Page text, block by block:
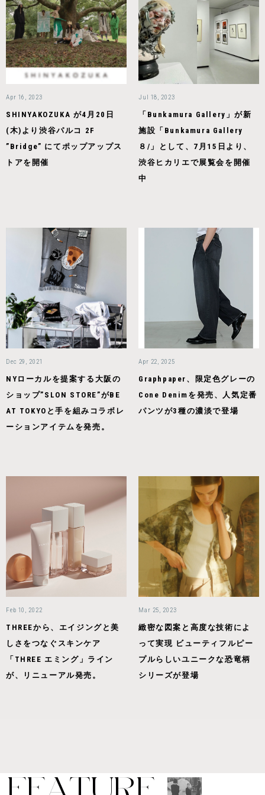
Apr 16, 2023
SHINYAKOZUKA が4月20日
(木)より渋谷パルコ 2F
”Bridge” にてポップアップス
トアを開催
Jul 18, 2023
「Bunkamura Gallery」が新
施設「Bunkamura Gallery
８/」として、7月15日より、
渋谷ヒカリエで展覧会を開催
中
Dec 29, 2021
NYローカルを提案する大阪の
ショップ”SLON STORE”がBE
AT TOKYOと手を組みコラボレ
ーションアイテムを発売。
Apr 22, 2025
Graphpaper、限定色グレーの
Cone Denimを発売、人気定番
パンツが3種の濃淡で登場
Feb 10, 2022
THREEから、エイジングと美
しさをつなぐスキンケア
「THREE エミング」ライン
が、リニューアル発売。
Mar 25, 2023
緻密な図案と高度な技術によ
って実現 ビューティフルピー
プルらしいユニークな恐竜柄
シリーズが登場
FEATURE